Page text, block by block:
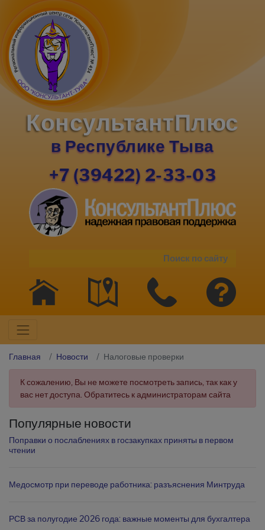
КонсультантПлюс
в Республике Тыва
+7 (39422) 2-33-03
Главная Новости Налоговые проверки
К сожалению, Вы не можете посмотреть запись, так как у
вас нет доступа. Обратитесь к администраторам сайта
Популярные новости
Поправки о послаблениях в госзакупках приняты в первом
чтении
Медосмотр при переводе работника: разъяснения Минтруда
РСВ за полугодие 2026 года: важные моменты для бухгалтера